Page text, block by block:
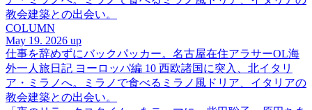
教会建築との出会い。
COLUMN
May 19. 2026 up
仕事を辞めずにバックパッカー。名古屋在住アラサーOL海
外一人旅日記 ヨーロッパ編 10 西欧諸国に突入、北イタリ
ア・ミラノへ。ミラノで食べるミラノ風ドリア、イタリアの
教会建築との出会い。